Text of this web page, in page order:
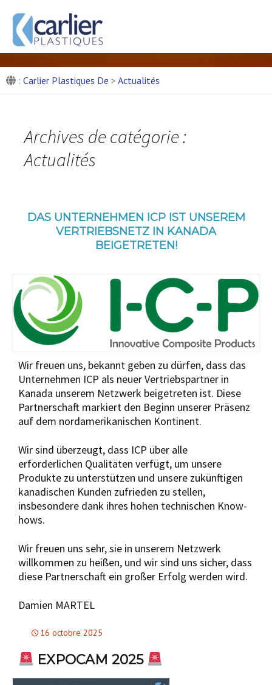
Carlier Plastiques De :
composites
Composite-Teile-Produktionsfirma
: Carlier Plastiques De > Actualités
Archives de catégorie :
Actualités
DAS UNTERNEHMEN ICP IST UNSEREM
VERTRIEBSNETZ IN KANADA
BEIGETRETEN!
Wir freuen uns, bekannt geben zu dürfen, dass das
Unternehmen ICP als neuer Vertriebspartner in
Kanada unserem Netzwerk beigetreten ist. Diese
Partnerschaft markiert den Beginn unserer Präsenz
auf dem nordamerikanischen Kontinent.
Wir sind überzeugt, dass ICP über alle
erforderlichen Qualitäten verfügt, um unsere
Produkte zu unterstützen und unsere zukünftigen
kanadischen Kunden zufrieden zu stellen,
insbesondere dank ihres hohen technischen Know-
hows.
Wir freuen uns sehr, sie in unserem Netzwerk
willkommen zu heißen, und wir sind uns sicher, dass
diese Partnerschaft ein großer Erfolg werden wird.
Damien MARTEL
16 octobre 2025
EXPOCAM 2025